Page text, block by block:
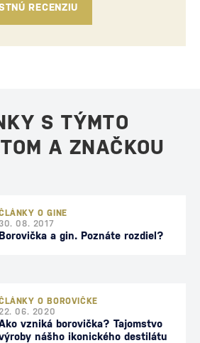
RECENZIU
S TÝMTO
A ZNAČKOU
O GINE
30. 08. 2017
a gin. Poznáte rozdiel?
O BOROVIČKE
06. 2020
vzniká borovička? Tajomstvo
nášho ikonického destilátu